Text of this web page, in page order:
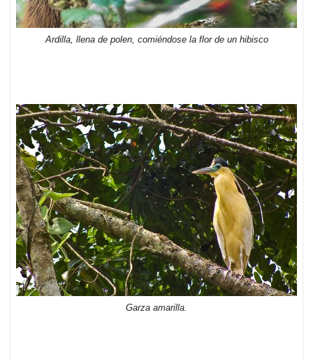
Ardilla, llena de polen, comiéndose la flor de un hibisco
Garza amarilla.